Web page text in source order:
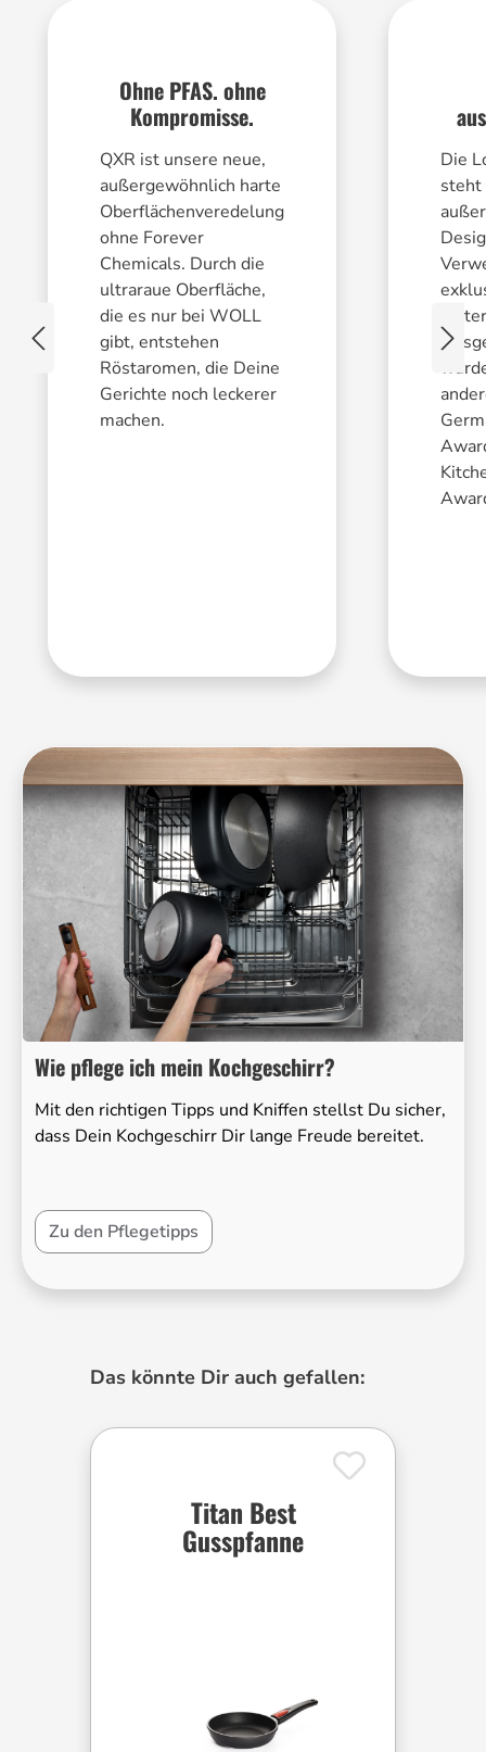
Ohne PFAS. ohne
Kompromisse.
QXR ist unsere neue,
außergewöhnlich harte
Oberflächenveredelung
ohne Forever
Chemicals. Durch die
ultraraue Oberfläche,
die es nur bei WOLL
gibt, entstehen
Röstaromen, die Deine
Gerichte noch leckerer
machen.
Die
steht
Wie pflege ich mein Kochgeschirr?
Mit den richtigen Tipps und Kniffen stellst Du sicher,
dass Dein Kochgeschirr Dir lange Freude bereitet.
Zu den Pflegetipps
Produktgalerie überspringen
Das könnte Dir auch gefallen:
Titan Best
Gusspfanne